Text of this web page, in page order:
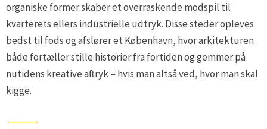
organiske former skaber et overraskende modspil til
kvarterets ellers industrielle udtryk. Disse steder opleves
bedst til fods og afslører et København, hvor arkitekturen
både fortæller stille historier fra fortiden og gemmer på
nutidens kreative aftryk – hvis man altså ved, hvor man skal
kigge.